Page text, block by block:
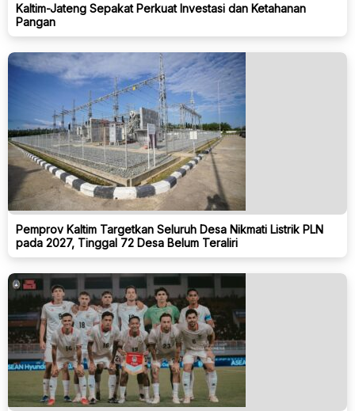
Kaltim-Jateng Sepakat Perkuat Investasi dan Ketahanan
Pangan
Pemprov Kaltim Targetkan Seluruh Desa Nikmati Listrik PLN
pada 2027, Tinggal 72 Desa Belum Teraliri